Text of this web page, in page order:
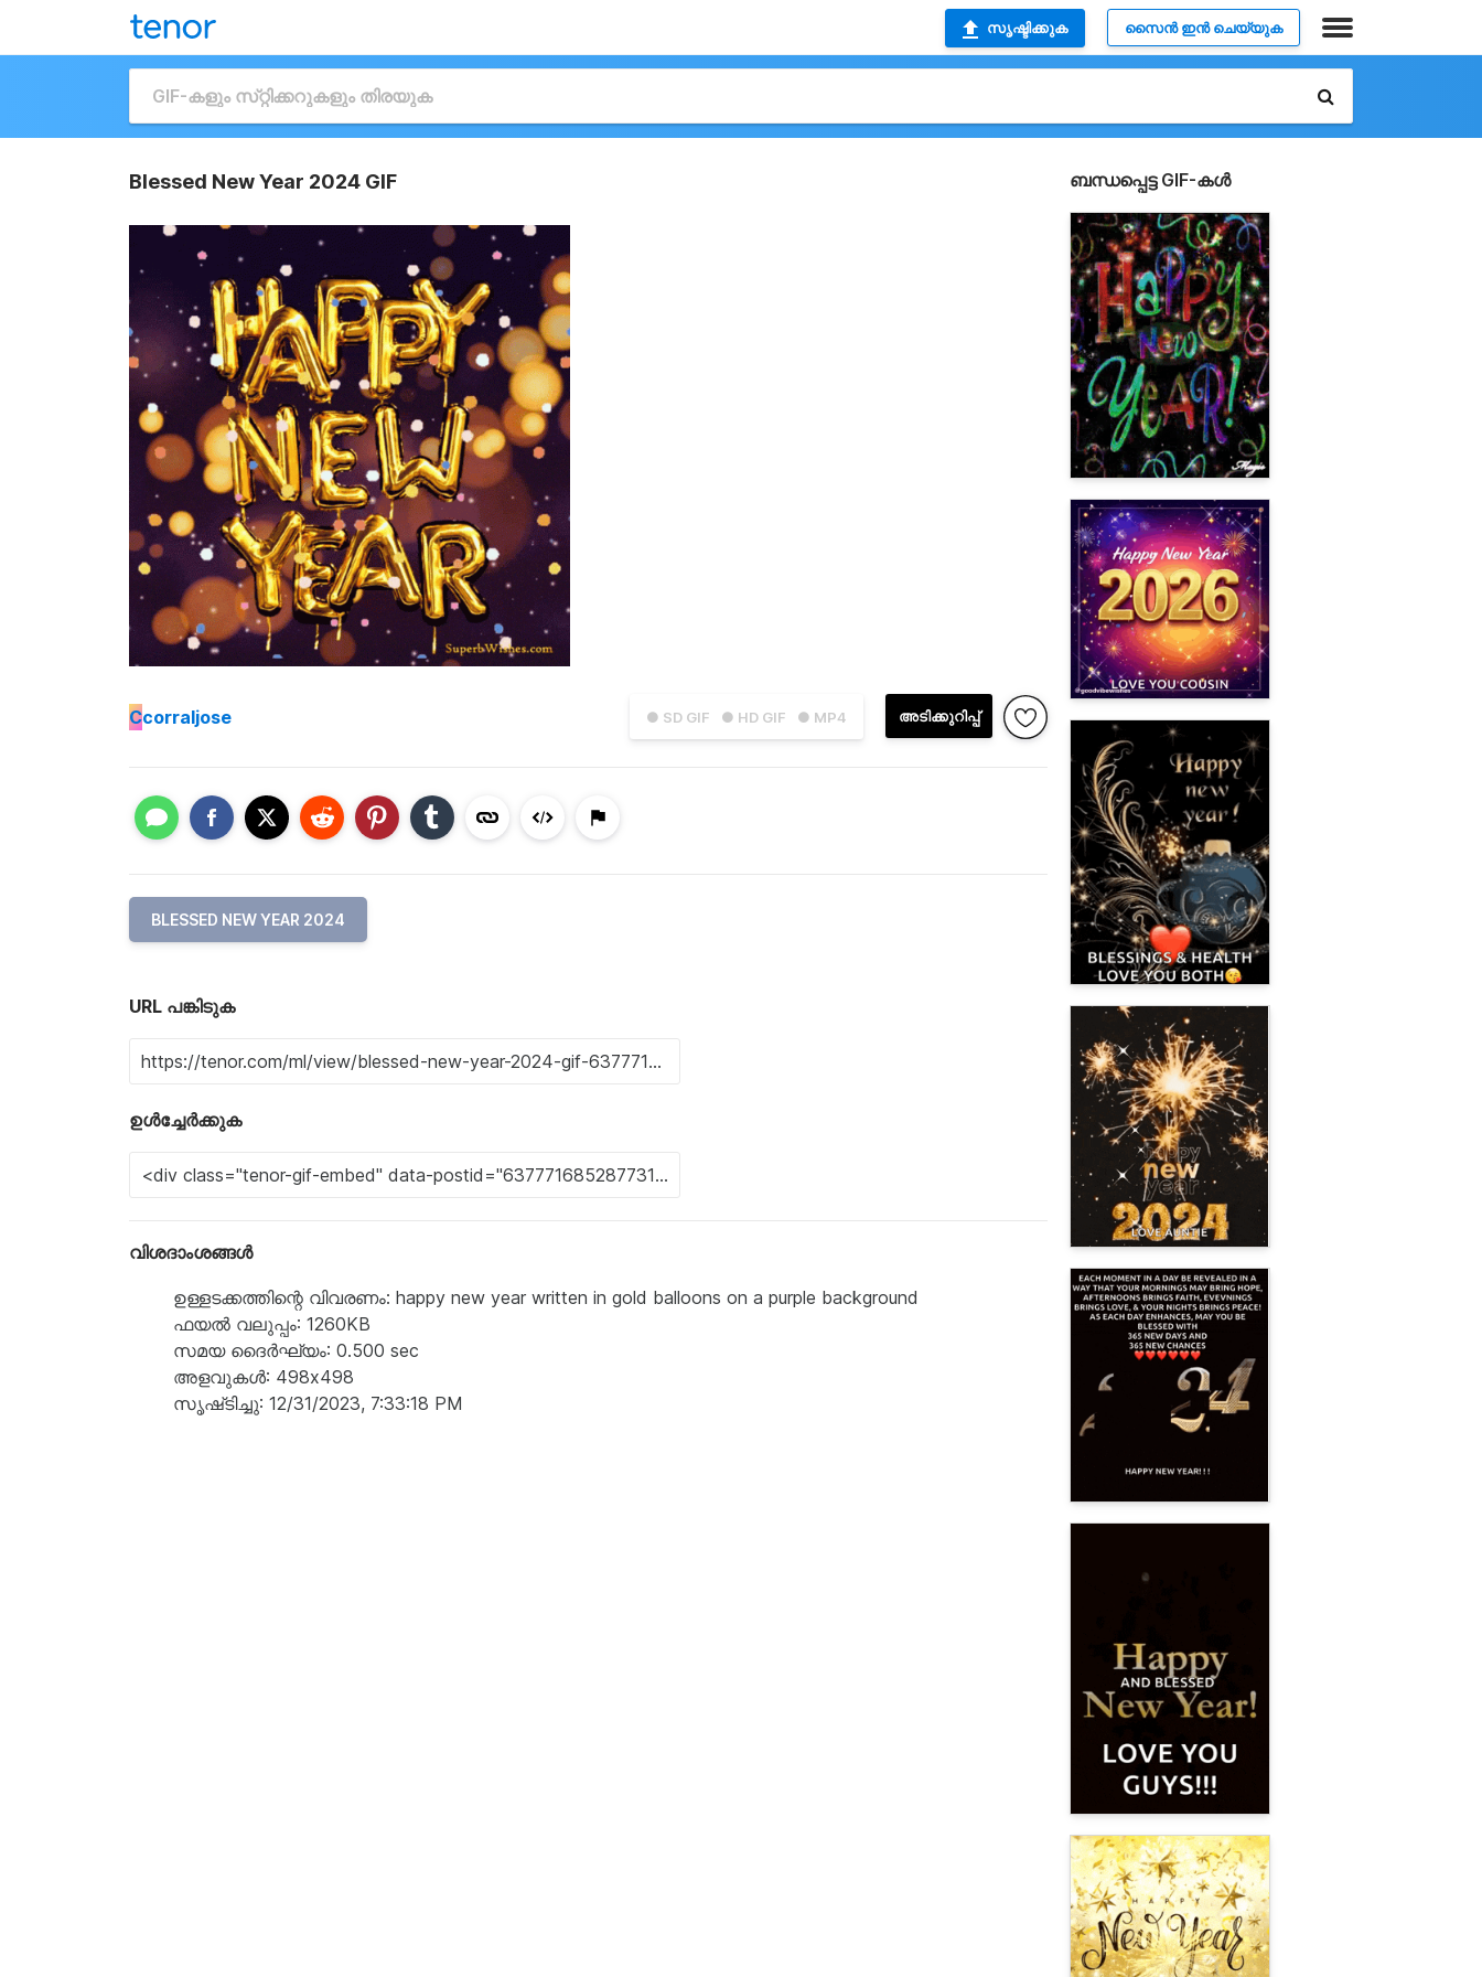
സൃഷ്ടിക്കുക സൈൻ ഇൻ ചെയ്യുക
Blessed New Year 2024 GIF
● SD GIF ● HD GIF ● MP4 അടിക്കുറിപ്പ്
Ccorraljose
BLESSED NEW YEAR 2024
URL പങ്കിടുക
ഉൾച്ചേർക്കുക
വിശദാംശങ്ങൾ
ഉള്ളടക്കത്തിന്റെ വിവരണം: happy new year written in gold balloons on a purple background
ഫയൽ വലുപ്പം: 1260KB
സമയ ദൈർഘ്യം: 0.500 sec
അളവുകൾ: 498x498
സൃഷ്‌ടിച്ചു: 12/31/2023, 7:33:18 PM
ബന്ധപ്പെട്ട GIF-കൾ